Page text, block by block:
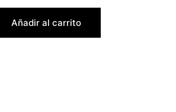
Añadir al carrito